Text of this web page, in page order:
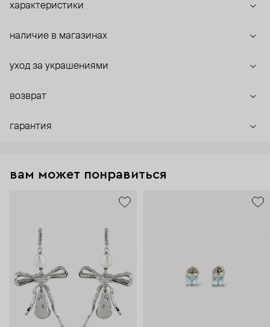
характеристики
наличие в магазинах
уход за украшениями
возврат
гарантия
вам может понравиться